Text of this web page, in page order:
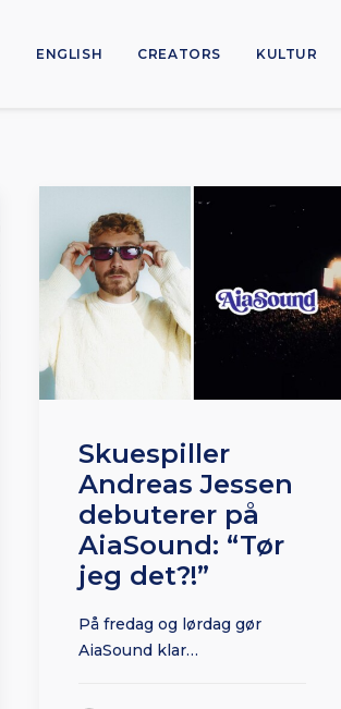
ENGLISH CREATORS KULTUR
Skuespiller
Andreas Jessen
debuterer på
AiaSound: “Tør
jeg det?!”
På fredag og lørdag gør
AiaSound klar…